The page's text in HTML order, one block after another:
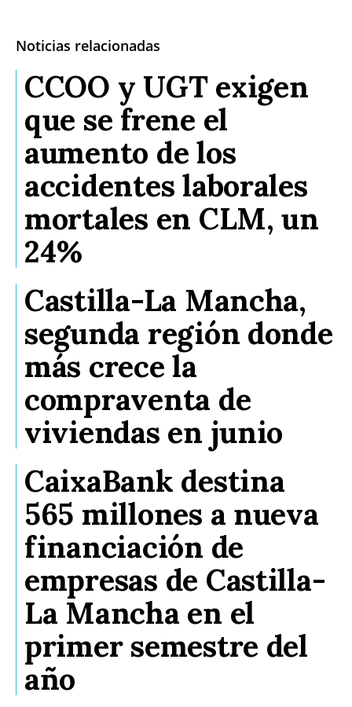
Noticias relacionadas
CCOO y UGT exigen
que se frene el
aumento de los
accidentes laborales
mortales en CLM, un
24%
Castilla-La Mancha,
segunda región donde
más crece la
compraventa de
viviendas en junio
CaixaBank destina
565 millones a nueva
financiación de
empresas de Castilla-
La Mancha en el
primer semestre del
año